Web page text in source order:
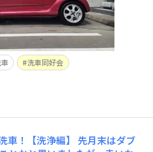
洗車同好会
！【洗浄編】
先月末はダブ